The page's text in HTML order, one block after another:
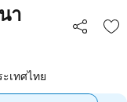
า
แชร์ เ
เทศไทย